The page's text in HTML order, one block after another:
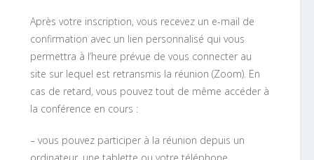
Après votre inscription, vous recevez un e-mail de
confirmation avec un lien personnalisé qui vous
permettra à l’heure prévue de vous connecter au
site sur lequel est retransmis la réunion (Zoom). En
cas de retard, vous pouvez tout de même accéder à
la conférence en cours :
– vous pouvez participer à la réunion depuis un